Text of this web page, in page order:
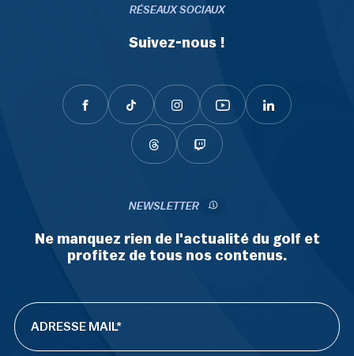
RÉSEAUX SOCIAUX
Suivez-nous !
NEWSLETTER
Ne manquez rien de l'actualité du golf et
profitez de tous nos contenus.